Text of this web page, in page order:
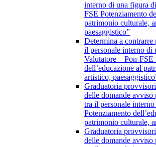
interno di una figura
FSE Potenziamento
patrimonio culturale,
paesaggistico”
Determina a contrarre
il personale interno di
Valutatore – Pon-FSE
dell’educazione al
artistico,
Graduatoria
delle domande avviso
tra il personale
Potenziamento
patrimonio culturale,
Graduatoria
delle domande avviso